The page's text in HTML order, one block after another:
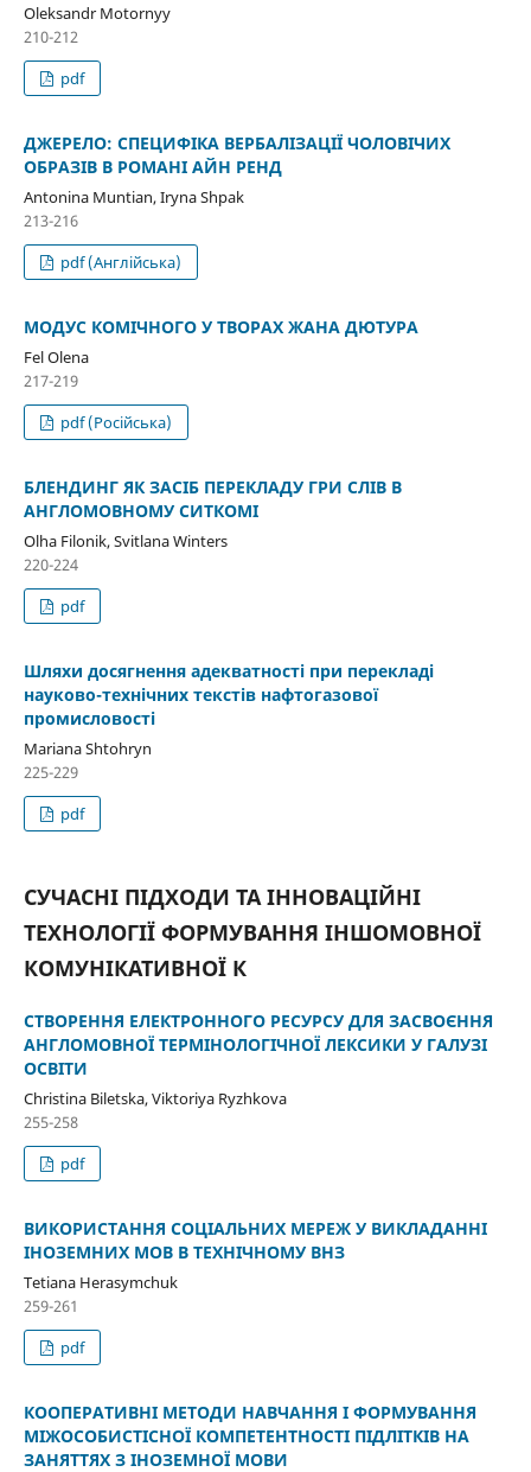
Oleksandr Motornyy
210-212
pdf
ДЖЕРЕЛО: СПЕЦИФІКА ВЕРБАЛІЗАЦІЇ ЧОЛОВІЧИХ
ОБРАЗІВ В РОМАНІ АЙН РЕНД
Antonina Muntian, Iryna Shpak
213-216
pdf (Англійська)
МОДУС КОМІЧНОГО У ТВОРАХ ЖАНА ДЮТУРА
Fel Olena
217-219
pdf (Російська)
БЛЕНДИНГ ЯК ЗАСІБ ПЕРЕКЛАДУ ГРИ СЛІВ В
АНГЛОМОВНОМУ СИТКОМІ
Olha Filonik, Svitlana Winters
220-224
pdf
Шляхи досягнення адекватності при перекладі
науково-технічних текстів нафтогазової
промисловості
Mariana Shtohryn
225-229
pdf
СУЧАСНІ ПІДХОДИ ТА ІННОВАЦІЙНІ
ТЕХНОЛОГІЇ ФОРМУВАННЯ ІНШОМОВНОЇ
КОМУНІКАТИВНОЇ К
СТВОРЕННЯ ЕЛЕКТРОННОГО РЕСУРСУ ДЛЯ ЗАСВОЄННЯ
АНГЛОМОВНОЇ ТЕРМІНОЛОГІЧНОЇ ЛЕКСИКИ У ГАЛУЗІ
ОСВІТИ
Christina Biletska, Viktoriya Ryzhkova
255-258
pdf
ВИКОРИСТАННЯ СОЦІАЛЬНИХ МЕРЕЖ У ВИКЛАДАННІ
ІНОЗЕМНИХ МОВ В ТЕХНІЧНОМУ ВНЗ
Tetiana Нerasymchuk
259-261
pdf
КООПЕРАТИВНІ МЕТОДИ НАВЧАННЯ І ФОРМУВАННЯ
МІЖОСОБИСТІСНОЇ КОМПЕТЕНТНОСТІ ПІДЛІТКІВ НА
ЗАНЯТТЯХ З ІНОЗЕМНОЇ МОВИ